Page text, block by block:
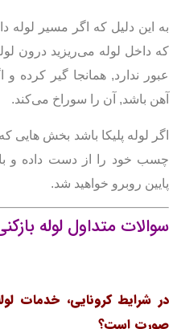
به این دلیل که اگر مسیر لوله
که داخل لوله می‌ریزید درون
عبور ندارد, همانجا گیر کرده
آهن باشد, آن را سوراخ می‌کند.
اگر لوله پلیکا باشد بخش
چسب خود را از دست داده و
پایین روبرو خواهید شد.
سوالات متداول لوله
در شرایط کرونایی، خدمات
صورت است؟